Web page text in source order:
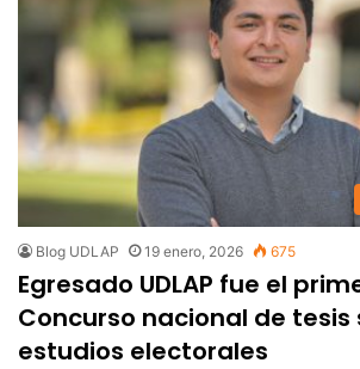
Blog UDLAP 19 enero, 2026 675
Egresado UDLAP fue el
Concurso nacional de tesis
estudios electorales